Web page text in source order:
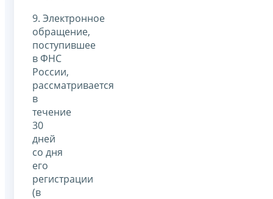
9. Электронное
обращение,
поступившее
в ФНС
России,
рассматривается
в
течение
30
дней
со дня
его
регистрации
(в